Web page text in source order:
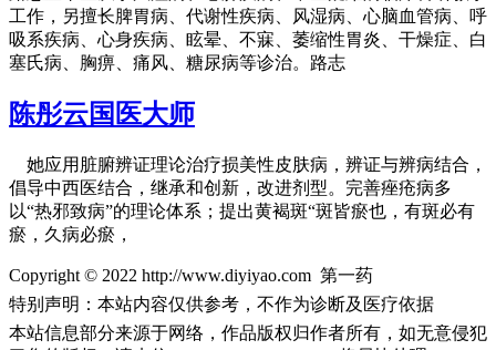
工作，另擅长脾胃病、代谢性疾病、风湿病、心脑血管病、呼
吸系疾病、心身疾病、眩晕、不寐、萎缩性胃炎、干燥症、白
塞氏病、胸痹、痛风、糖尿病等诊治。路志
陈彤云国医大师
她应用脏腑辨证理论治疗损美性皮肤病，辨证与辨病结合，
倡导中西医结合，继承和创新，改进剂型。完善痤疮病多
以“热邪致病”的理论体系；提出黄褐斑“斑皆瘀也，有斑必有
瘀，久病必瘀，
Copyright © 2022 http://www.diyiyao.com 第一药
特别声明：本站内容仅供参考，不作为诊断及医疗依据
本站信息部分来源于网络，作品版权归作者所有，如无意侵犯